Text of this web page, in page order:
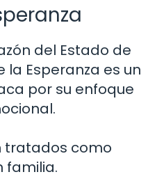
del Estado de
la Esperanza es un
por su enfoque
tratados como
familia.